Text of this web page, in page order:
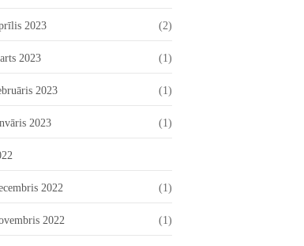
2023 (2)
2023 (1)
2023 (1)
2023 (1)
2022 (1)
2022 (1)